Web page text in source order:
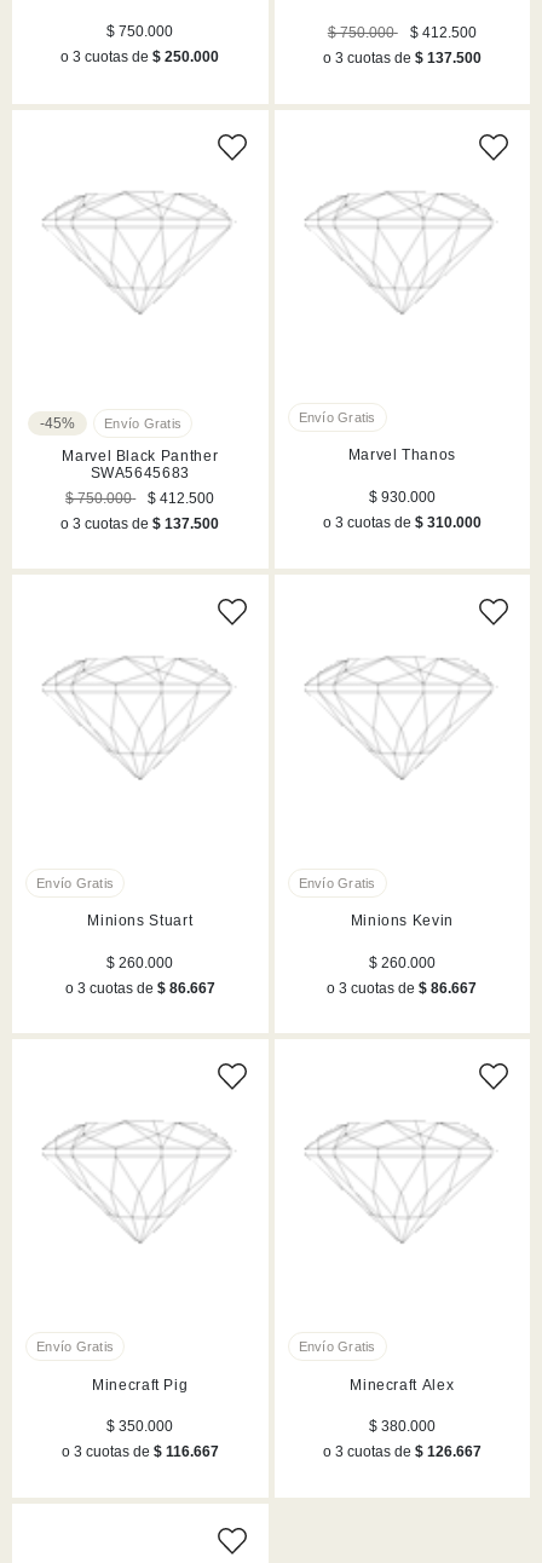
$ 750.000
o 3 cuotas de$ 250.000
$ 750.000
$ 412.500
o 3 cuotas de $ 137.500
-45%
Marvel Black Panther
SWA5645683
$ 750.000
$ 412.500
o 3 cuotas de$ 137.500
Marvel Thanos
$ 930.000
o 3 cuotas de $ 310.000
Minions Stuart
$ 260.000
o 3 cuotas de $ 86.667
Minions Kevin
$ 260.000
o 3 cuotas de$ 86.667
Minecraft Pig
$ 350.000
o 3 cuotas de $ 116.667
Minecraft Alex
$ 380.000
o 3 cuotas de $ 126.667